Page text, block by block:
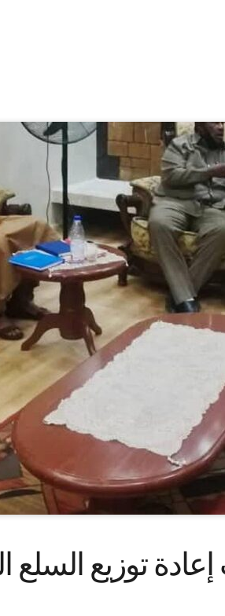
توزيع السلع